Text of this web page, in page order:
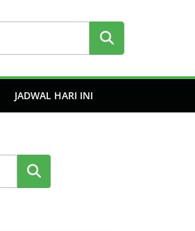
JADWAL HARI INI
Cari